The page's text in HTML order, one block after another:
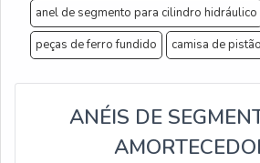
anel de segmento para cilindro hidráulico
peças de ferro fundido
camisa de pistão
ANÉIS DE